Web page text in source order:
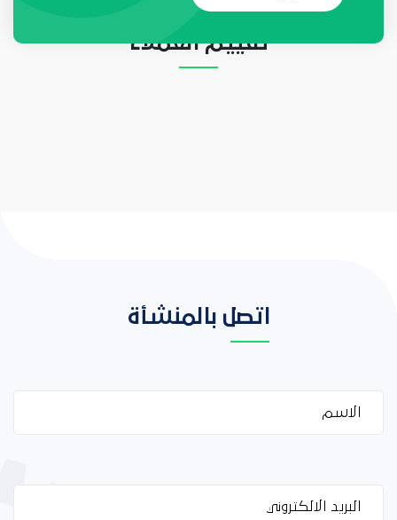
تقييم العملاء
اتصل بالمنشأة